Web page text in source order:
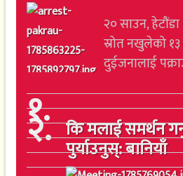
२० साउन,
स्रोत नखुलेको
दुईजनालाई
१. कि मलाई समर्थन
पुर्याउनुस्: बानियाँ
२.